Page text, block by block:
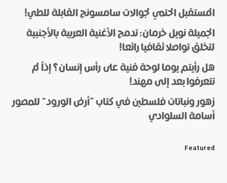
Name
*
E-mail
*
المستقبل الحتمي لجوالات سامسونج القابلة للطي!
الجميلة نويل خرمان: تدمج الأغنية العربية بالأجنبية
لتخلق تواصلا ثقافيا رائعا!
هل رأيتم يوما لوحة فنية على رأس إنسان؟ إذاً لم
تتعرفوا بعد إلى مهند!
زهور ونباتات فلسطين في كتاب “أرض الورود” للمصور
أسامة السلوادي
Featured